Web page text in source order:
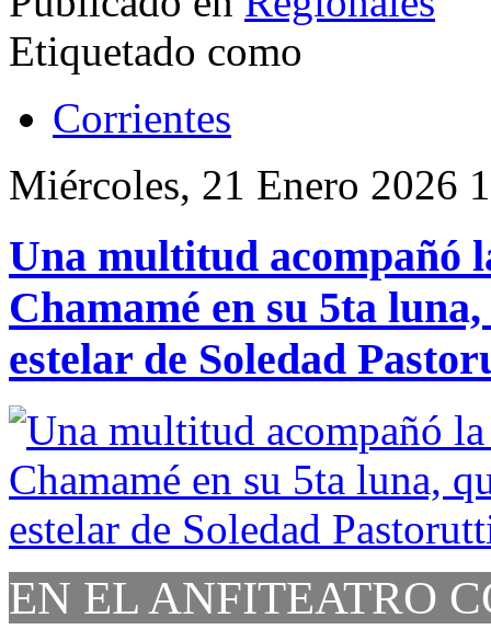
Etiquetado como
Corrientes
Miércoles, 21 Enero 2026
Una multitud acompañó
Chamamé en su 5ta
estelar de Soledad
EN EL ANFITEATRO